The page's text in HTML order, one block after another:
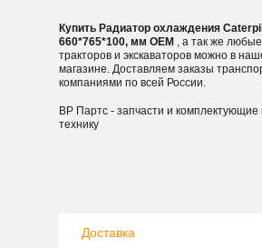
Купить Радиатор охлаждения
660*765*100, мм OEM , а так же
тракторов и экскаваторов можно в
магазине. Доставляем заказы
компаниями по всей России.
ВР Партс - запчасти и комплектующие
технику
Доставка